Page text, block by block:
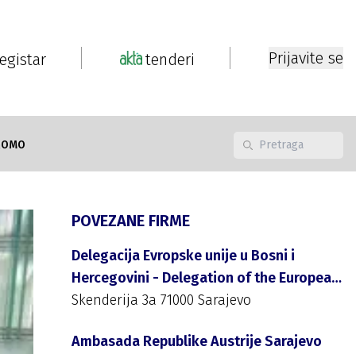
tenderi Prijavite se
POVEZANE FIRME
Delegacija Evropske unije u Bosni i
Hercegovini - Delegation of the European
Union to Bosnia and Herzegovina
Skenderija 3a 71000 Sarajevo
Ambasada Republike Austrije Sarajevo